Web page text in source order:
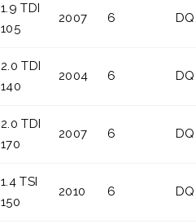
1.9 TDI
105
2007 6
2.0 TDI
140
2004 6
2.0 TDI
170
2007 6
1.4 TSI
150
2010 6